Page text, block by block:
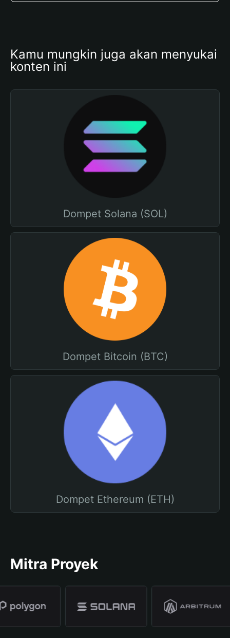
Kamu mungkin juga akan menyukai
konten ini
Dompet Solana (SOL)
Dompet Bitcoin (BTC)
Dompet Ethereum (ETH)
Mitra Proyek